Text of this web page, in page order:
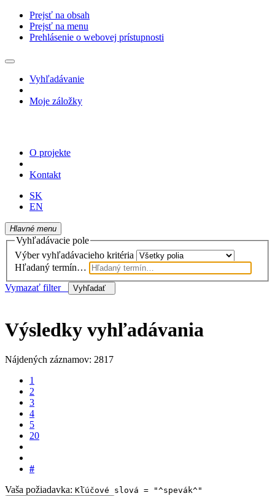
Prejsť na obsah
Prejsť na menu
Prehlásenie o webovej prístupnosti
Vyhľadávanie
Moje záložky
O projekte
Kontakt
SK
EN
Hlavné menu
Vyhľadávacie pole
Výber vyhľadávacieho kritéria
Hľadaný termín…
Vymazať filter
Vyhľadať
Výsledky vyhľadávania
Nájdených záznamov: 2817
1
2
3
4
5
20
#
Vaša požiadavka: Kľúčové slová = "^spevák^"